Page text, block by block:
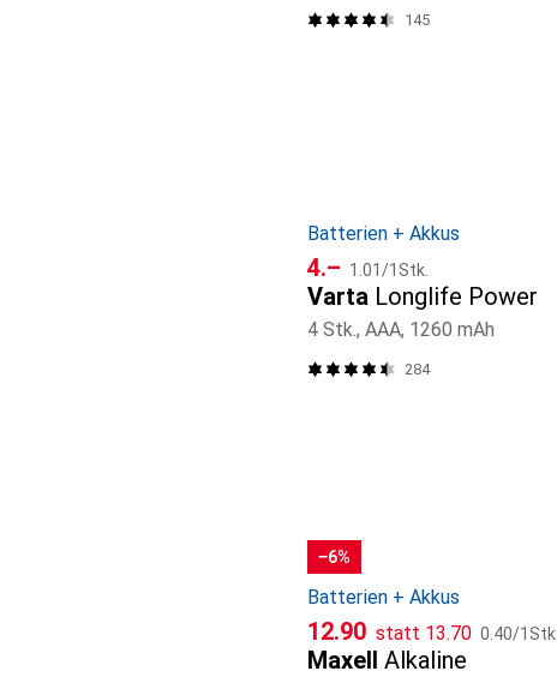
145
Batterien + Akkus
CHF
4.– CHF
1.01 /1Stk.
Varta Longlife Power
4 Stk., AAA, 1260 mAh
284
−6%
Batterien + Akkus
CHF
12.90 statt CHF
13.70 CHF
0.40/1Stk.
Maxell Alkaline